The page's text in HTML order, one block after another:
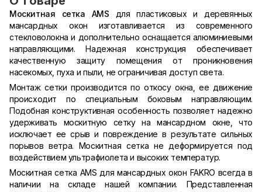
Москитная сетка AMS для пластиковых и деревянных
мансардных окон изготавливается из современного
стекловолокна и дополнительно оснащается алюминиевыми
направляющими. Надежная конструкция обеспечивает
качественную защиту помещения от проникновения
насекомых, пуха и пыли, не ограничивая доступ света.
Монтаж сетки производится по откосу окна, ее движение
происходит по специальным боковым направляющим.
Подобная конструктивная особенность позволяет надежно
удерживать москитную сетку на мансардном окне, что
исключает ее срыв и повреждение в результате сильных
порывов ветра. Москитная сетка не деформируется под
воздействием ультрафиолета и высоких температур.
Москитная сетка AMS для мансардных окон FAKRO всегда в
наличии на складе нашей компании. Представленная